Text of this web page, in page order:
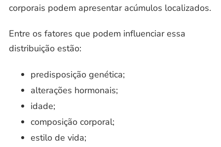
corporais podem apresentar acúmulos localizados.
Entre os fatores que podem influenciar essa
distribuição estão:
predisposição genética;
alterações hormonais;
idade;
composição corporal;
estilo de vida;